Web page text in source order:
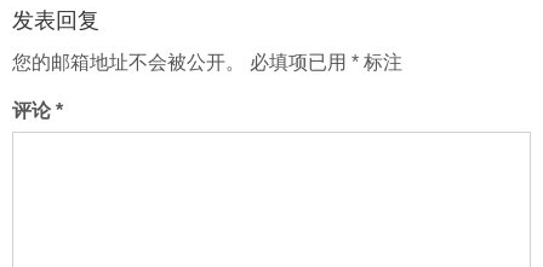
发表回复
您的邮箱地址不会被公开。 必填项已用 * 标注
评论*